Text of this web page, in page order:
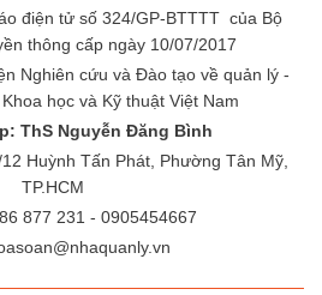
điện tử số 324/GP-BTTTT của Bộ
thông cấp ngày 10/07/2017
Nghiên cứu và Đào tạo về quản lý -
học và Kỹ thuật Việt Nam
ThS Nguyễn Đăng Bình
Huỳnh Tấn Phát, Phường Tân Mỹ,
TP.HCM
877 231 - 0905454667